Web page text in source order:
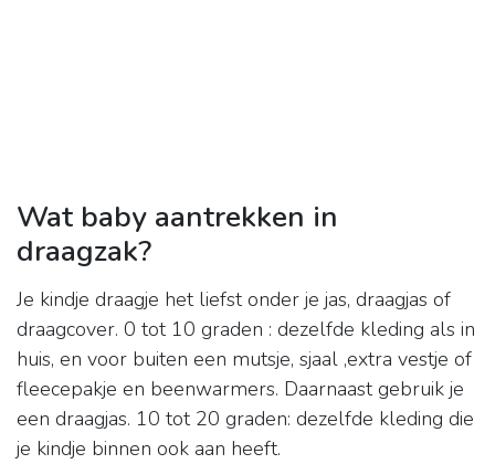
Wat baby aantrekken in
draagzak?
Je kindje draagje het liefst onder je jas, draagjas of
draagcover. 0 tot 10 graden : dezelfde kleding als in
huis, en voor buiten een mutsje, sjaal ,extra vestje of
fleecepakje en beenwarmers. Daarnaast gebruik je
een draagjas. 10 tot 20 graden: dezelfde kleding die
je kindje binnen ook aan heeft.